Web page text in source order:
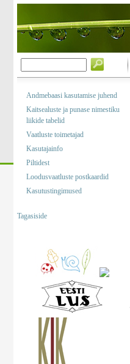
Andmebaasi kasutamise juhend
Kaitsealuste ja punase nimestiku
liikide tabelid
Vaatluste toimetajad
Kasutajainfo
Piltidest
Loodusvaatluste postkaardid
Kasutustingimused
Tagasiside